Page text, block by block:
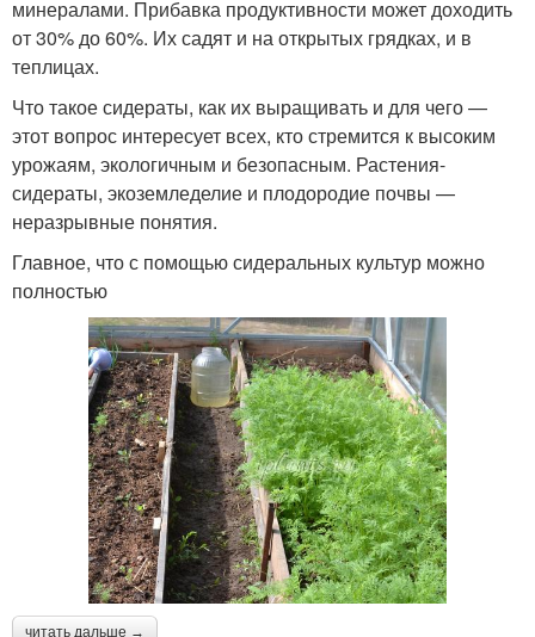
минералами. Прибавка продуктивности может доходить
от 30% до 60%. Их садят и на открытых грядках, и в
теплицах.
Что такое сидераты, как их выращивать и для чего —
этот вопрос интересует всех, кто стремится к высоким
урожаям, экологичным и безопасным. Растения-
сидераты, экоземледелие и плодородие почвы —
неразрывные понятия.
Главное, что с помощью сидеральных культур можно
полностью
читать дальше →